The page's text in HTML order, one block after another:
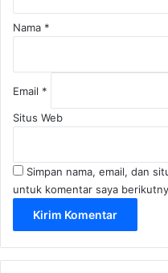
Nama *
Email *
Situs Web
Simpan nama, email, dan
untuk komentar saya